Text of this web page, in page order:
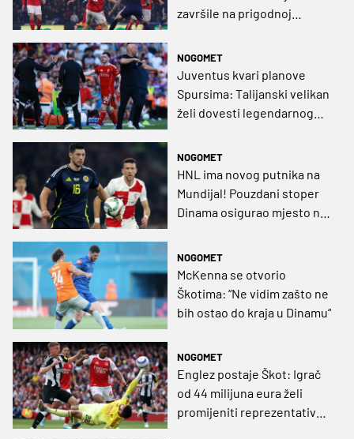
završile na prigodnoj
NOGOMET
Juventus kvari planove
Spursima: Talijanski velikan
želi dovesti legendarnog
NOGOMET
HNL ima novog putnika na
Mundijal! Pouzdani stoper
Dinama osigurao mjesto na
NOGOMET
McKenna se otvorio
Škotima: “Ne vidim zašto ne
bih ostao do kraja u Dinamu“
NOGOMET
Englez postaje Škot: Igrač
od 44 milijuna eura želi
promijeniti reprezentativni